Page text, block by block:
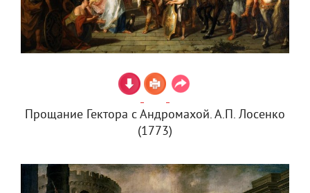
Прощание Гектора с Андромахой. А.П. Лосенко
(1773)